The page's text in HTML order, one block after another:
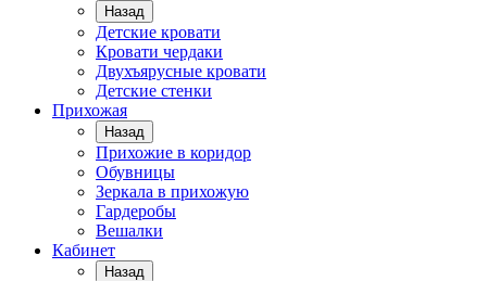
Назад
Детские кровати
Кровати чердаки
Двухъярусные кровати
Детские стенки
Прихожая
Назад
Прихожие в коридор
Обувницы
Зеркала в прихожую
Гардеробы
Вешалки
Кабинет
Назад